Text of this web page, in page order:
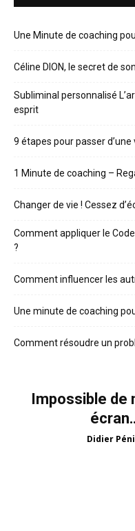
Une Minute de coaching
Céline DION, le secret de
Subliminal personnalisé
esprit
9 étapes pour passer
1 Minute de coaching –
Changer de vie ! Cessez
Comment appliquer le
?
Comment influencer les
Une minute de coaching
Comment résoudre un
Impossible de
Didier